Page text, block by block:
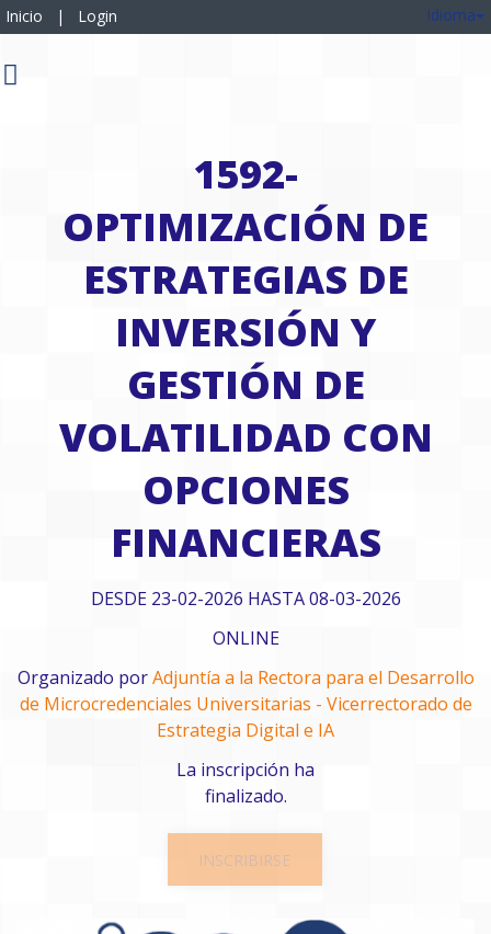
Inicio | Login Idioma
1592-
OPTIMIZACIÓN DE
ESTRATEGIAS DE
INVERSIÓN Y
GESTIÓN DE
VOLATILIDAD CON
OPCIONES
FINANCIERAS
DESDE 23-02-2026 HASTA 08-03-2026
ONLINE
Organizado porAdjuntía a la Rectora para el Desarrollo
de Microcredenciales Universitarias - Vicerrectorado de
Estrategia Digital e IA
La inscripción ha
finalizado.
INSCRIBIRSE